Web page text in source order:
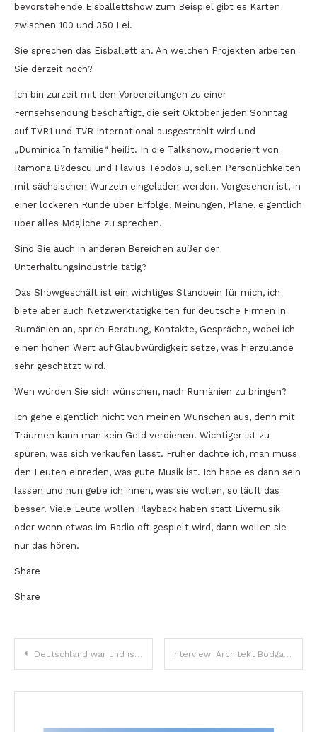
bevorstehende Eisballettshow zum Beispiel gibt es Karten
zwischen 100 und 350 Lei.
Sie sprechen das Eisballett an. An welchen Projekten arbeiten
Sie derzeit noch?
Ich bin zurzeit mit den Vorbereitungen zu einer
Fernsehsendung beschäftigt, die seit Oktober jeden Sonntag
auf TVR1 und TVR International ausgestrahlt wird und
„Duminica în familie“ heißt. In die Talkshow, moderiert von
Ramona B?descu und Flavius Teodosiu, sollen Persönlichkeiten
mit sächsischen Wurzeln eingeladen werden. Vorgesehen ist, in
einer lockeren Runde über Erfolge, Meinungen, Pläne, eigentlich
über alles Mögliche zu sprechen.
Sind Sie auch in anderen Bereichen außer der
Unterhaltungsindustrie tätig?
Das Showgeschäft ist ein wichtiges Standbein für mich, ich
biete aber auch Netzwerktätigkeiten für deutsche Firmen in
Rumänien an, sprich Beratung, Kontakte, Gespräche, wobei ich
einen hohen Wert auf Glaubwürdigkeit setze, was hierzulande
sehr geschätzt wird.
Wen würden Sie sich wünschen, nach Rumänien zu bringen?
Ich gehe eigentlich nicht von meinen Wünschen aus, denn mit
Träumen kann man kein Geld verdienen. Wichtiger ist zu
spüren, was sich verkaufen lässt. Früher dachte ich, man muss
den Leuten einreden, was gute Musik ist. Ich habe es dann sein
lassen und nun gebe ich ihnen, was sie wollen, so läuft das
besser. Viele Leute wollen Playback haben statt Livemusik
oder wenn etwas im Radio oft gespielt wird, dann wollen sie
nur das hören.
Share
Share
Beitragsnavigation
Deutschland war und ist eine Priorität auf der bilateralen Agenda Interview: Architekt Bodgan Gavrila Iulian